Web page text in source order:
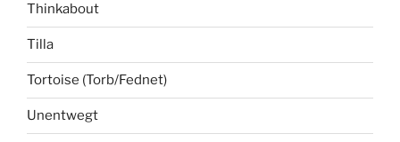
Thinkabout
Tilla
Tortoise (Torb/Fednet)
Unentwegt